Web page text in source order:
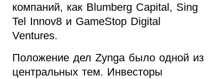
компаний, как Blumberg Capital, Sing
Tel Innov8 и GameStop Digital
Ventures.
Положение дел Zynga было одной из
центральных тем. Инвесторы